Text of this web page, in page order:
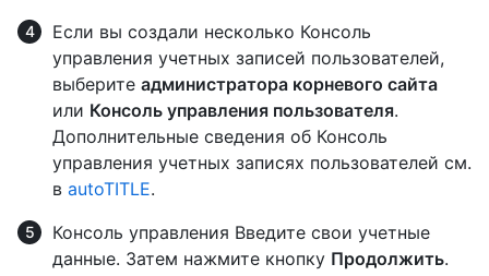
Если вы создали несколько Консоль
управления учетных записей пользователей,
выберите администратора корневого сайта
или Консоль управления пользователя.
Дополнительные сведения об Консоль
управления учетных записях пользователей см.
в autoTITLE.
Консоль управления Введите свои учетные
данные. Затем нажмите кнопку Продолжить.